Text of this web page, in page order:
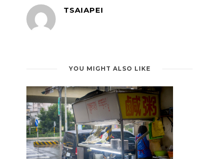
TSAIAPEI
YOU MIGHT ALSO LIKE